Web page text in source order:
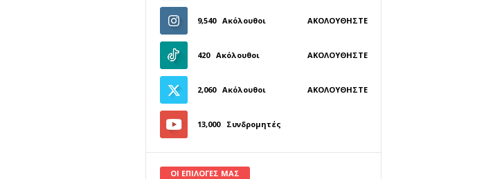
9,540 Ακόλουθοι ΑΚΟΛΟΥΘΉΣΤΕ
420 Ακόλουθοι ΑΚΟΛΟΥΘΉΣΤΕ
2,060 Ακόλουθοι ΑΚΟΛΟΥΘΉΣΤΕ
13,000 Συνδρομητές
ΓΊΝΕΤΕ ΣΥΝΔΡΟΜΗΤΉΣ
ΟΙ ΕΠΙΛΟΓΕΣ ΜΑΣ